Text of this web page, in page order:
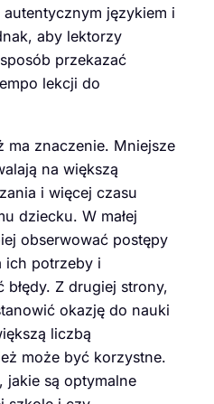
językiem i
aby lektorzy
przekazać
lekcji do
ma znaczenie. Mniejsze
na większą
i więcej czasu
dziecku. W małej
obserwować postępy
ich potrzeby i
Z drugiej strony,
okazję do nauki
liczbą
może być korzystne.
jakie są optymalne